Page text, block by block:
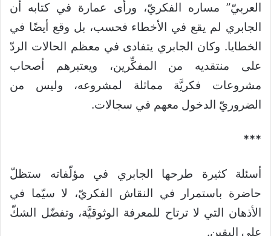
العربيّ” مساره الفكريّ، ورأى عمارة في كتابه أن
الجابري لم يقع في الأخطاء فحسب، بل وقع أيضًا في
الخطايا. وكان الجابري يتفادى في معظم الحالات الردّ
على منتقديه من المفكِّرين، ويعتبرهم أصحاب
مشروعات فكريَّة مماثلة لمشروعه، وليس من
الضروريّ الدخول معهم في سجالات.
***
أسئلة كثيرة طرحها الجابري في مؤلّفاته ستظلّ
حاضرة باستمرار في النقاش الفكريّ، لا سيّما في
الأذهان التي لا ترتاح للمعرفة الوثوقيَّة، وتفضّل الشكّ
على اليقين.